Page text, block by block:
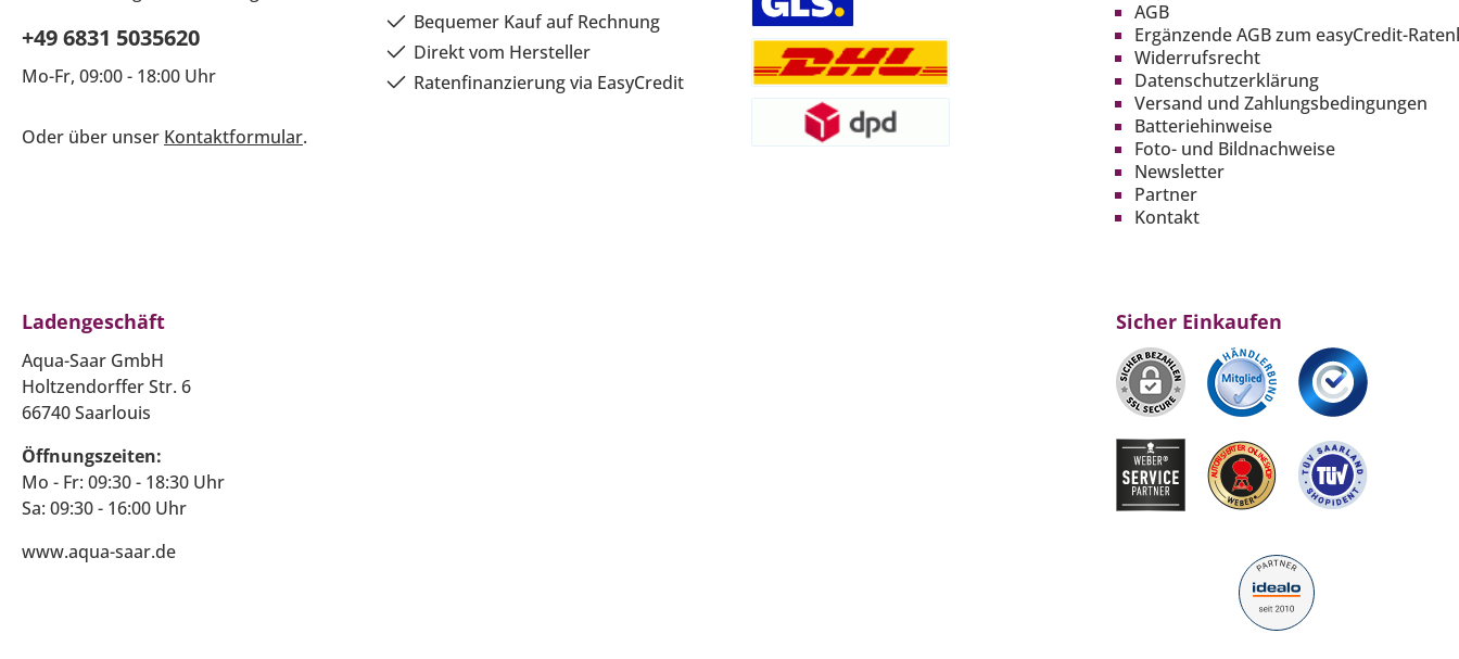
+49 6831 5035620
Mo-Fr, 09:00 - 18:00 Uhr
Oder über unser Kontaktformular.
Bequemer Kauf auf Rechnung
Direkt vom Hersteller
Ratenfinanzierung via EasyCredit
AGB
Ergänzende AGB zum easyCredit-
Widerrufsrecht
Datenschutzerklärung
Versand und Zahlungsbedingungen
Batteriehinweise
Foto- und Bildnachweise
Newsletter
Partner
Kontakt
Ladengeschäft
Aqua-Saar GmbH
Holtzendorffer Str. 6
66740 Saarlouis
Öffnungszeiten:
Mo - Fr: 09:30 - 18:30 Uhr
Sa: 09:30 - 16:00 Uhr
www.aqua-saar.de
Sicher Einkaufen